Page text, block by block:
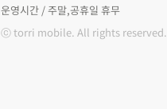
운영시간 / 주말,공휴일 휴무
ⓒ torri mobile. All rights reserved.